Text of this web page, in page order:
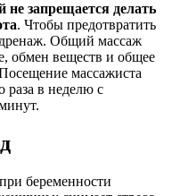
не запрещается делать
. Чтобы предотвратить
Общий массаж
обмен веществ и общее
массажиста
раза в неделю с
беременности